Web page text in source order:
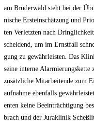
am Bru­der­wald steht bei der
ni­sche Erst­ein­schät­zung und
ten Ver­letz­ten nach
schei­dend, um im Ernst­fall
gung zu gewähr­leis­ten. Das
sei­ne inter­ne Alar­mie­rungs­ket­te
zusätz­li­che Mit­ar­bei­ten­de zum
auf­nah­me eben­falls
en­ten kei­ne Beein­träch­ti­gung
brach und der Jura­kli­nik